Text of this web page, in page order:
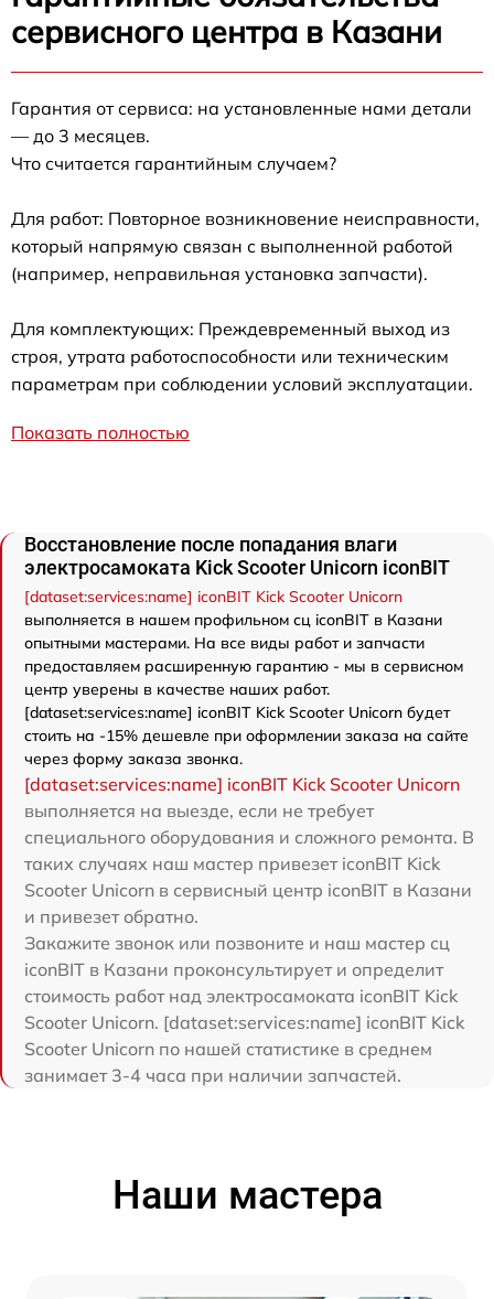
сервисного центра в Казани
Гарантия от сервиса: на установленные нами детали
— до 3 месяцев.
Что считается гарантийным случаем?
Для работ: Повторное возникновение неисправности,
который напрямую связан с выполненной работой
(например, неправильная установка запчасти).
Для комплектующих: Преждевременный выход из
строя, утрата работоспособности или техническим
параметрам при соблюдении условий эксплуатации.
Показать полностью
Восстановление после попадания влаги
электросамоката Kick Scooter Unicorn iconBIT
[dataset:services:name] iconBIT Kick Scooter Unicorn
выполняется в нашем профильном сц iconBIT в Казани
опытными мастерами. На все виды работ и запчасти
предоставляем расширенную гарантию - мы в сервисном
центр уверены в качестве наших работ.
[dataset:services:name] iconBIT Kick Scooter Unicorn будет
стоить на -15% дешевле при оформлении заказа на сайте
через форму заказа звонка.
[dataset:services:name] iconBIT Kick Scooter Unicorn
выполняется на выезде, если не требует
специального оборудования и сложного ремонта. В
таких случаях наш мастер привезет iconBIT Kick
Scooter Unicorn в сервисный центр iconBIT в Казани
и привезет обратно.
Закажите звонок или позвоните и наш мастер сц
iconBIT в Казани проконсультирует и определит
стоимость работ над электросамоката iconBIT Kick
Scooter Unicorn. [dataset:services:name] iconBIT Kick
Scooter Unicorn по нашей статистике в среднем
занимает 3-4 часа при наличии запчастей.
Наши мастера